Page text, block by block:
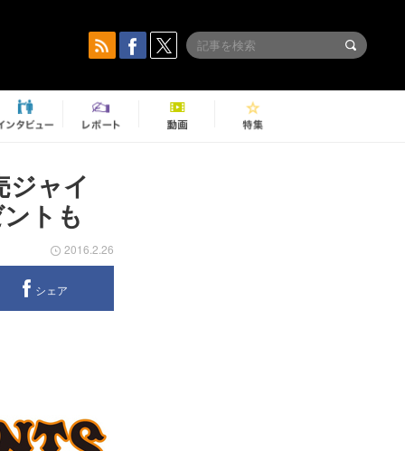
ジャイ
トも
2016.2.26
シェア